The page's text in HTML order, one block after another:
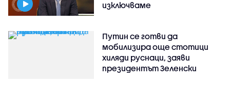
изключваме
Путин се готви да
мобилизира още стотици
хиляди руснаци, заяви
президентът Зеленски